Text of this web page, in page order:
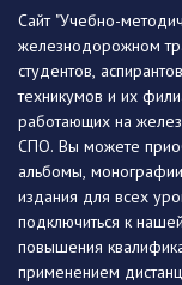
Сайт "Учебно-
железнодорожном
студентов,
техникумов и их
работающих на
СПО. Вы можете
альбомы,
издания для всех
подключиться к
повышения
применением